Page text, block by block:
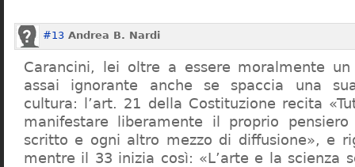
#13 Andrea B. Nardi
Carancini, lei oltre a essere moralmente
assai ignorante anche se spaccia una
cultura: l’art. 21 della Costituzione recita
manifestare liberamente il proprio
scritto e ogni altro mezzo di diffusione», e
mentre il 33 inizia così: «L’arte e la scienza